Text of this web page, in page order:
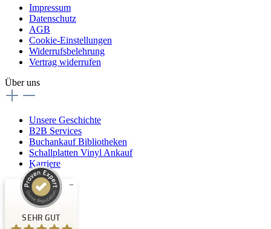
Impressum
Datenschutz
AGB
Cookie-Einstellungen
Widerrufsbelehrung
Vertrag widerrufen
Über uns
Unsere Geschichte
B2B Services
Buchankauf Bibliotheken
Schallplatten Vinyl Ankauf
Karriere
SEHR GUT
Kundenbewertungen und Erfahrungen zu